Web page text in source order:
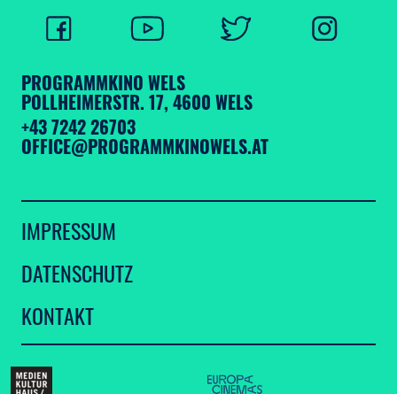
PROGRAMMKINO WELS
POLLHEIMERSTR. 17, 4600 WELS
+43 7242 26703
OFFICE@PROGRAMMKINOWELS.AT
IMPRESSUM
DATENSCHUTZ
KONTAKT